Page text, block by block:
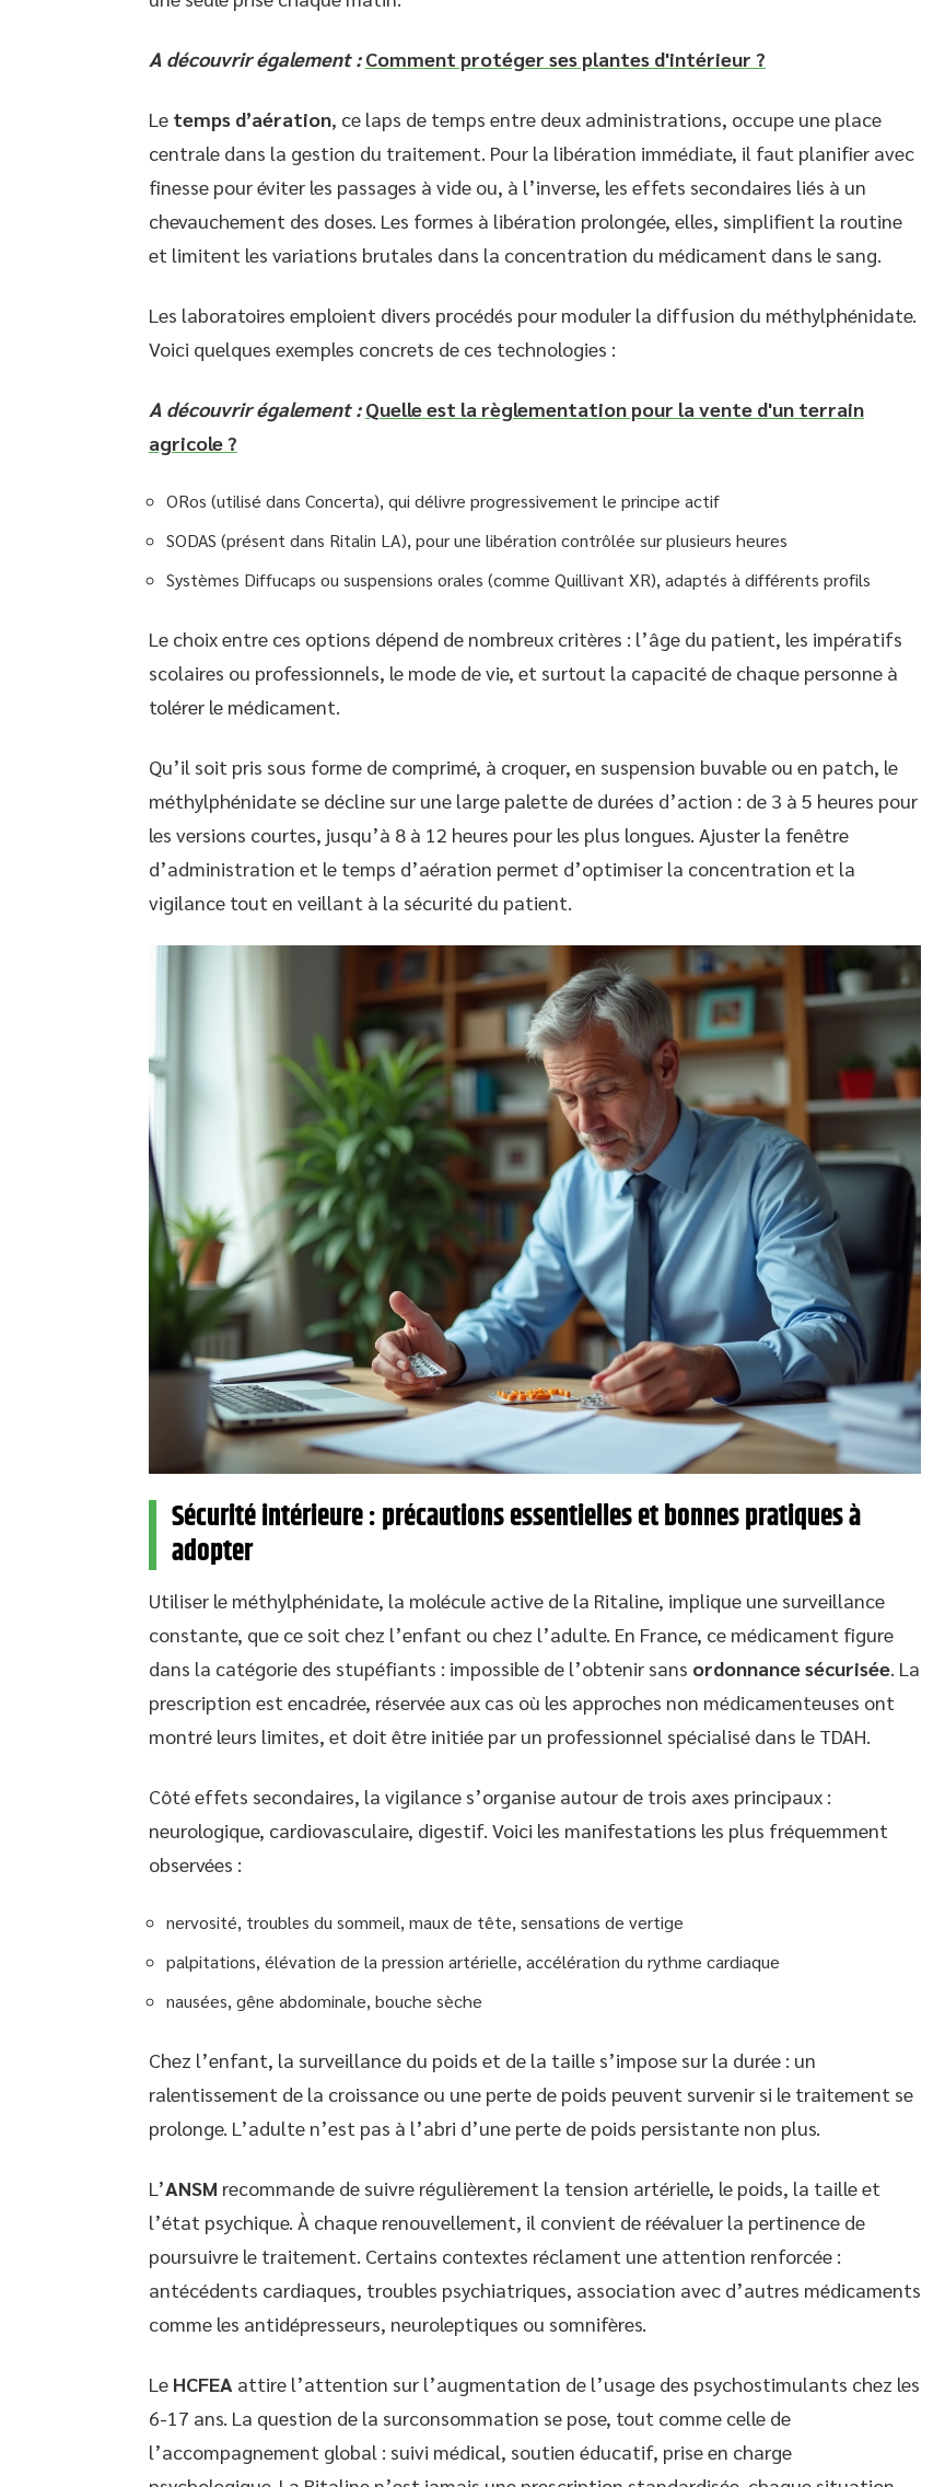
A découvrir également : Comment protéger ses plantes d'intérieur ?
Le temps d’aération, ce laps de temps entre deux administrations, occupe une place
centrale dans la gestion du traitement. Pour la libération immédiate, il faut planifier avec
finesse pour éviter les passages à vide ou, à l’inverse, les effets secondaires liés à un
chevauchement des doses. Les formes à libération prolongée, elles, simplifient la routine
et limitent les variations brutales dans la concentration du médicament dans le sang.
Les laboratoires emploient divers procédés pour moduler la diffusion du méthylphénidate.
Voici quelques exemples concrets de ces technologies :
A découvrir également : Quelle est la règlementation pour la vente d'un terrain
agricole ?
ORos (utilisé dans Concerta), qui délivre progressivement le principe actif
SODAS (présent dans Ritalin LA), pour une libération contrôlée sur plusieurs heures
Systèmes Diffucaps ou suspensions orales (comme Quillivant XR), adaptés à différents profils
Le choix entre ces options dépend de nombreux critères : l’âge du patient, les impératifs
scolaires ou professionnels, le mode de vie, et surtout la capacité de chaque personne à
tolérer le médicament.
Qu’il soit pris sous forme de comprimé, à croquer, en suspension buvable ou en patch, le
méthylphénidate se décline sur une large palette de durées d’action : de 3 à 5 heures pour
les versions courtes, jusqu’à 8 à 12 heures pour les plus longues. Ajuster la fenêtre
d’administration et le temps d’aération permet d’optimiser la concentration et la
vigilance tout en veillant à la sécurité du patient.
Sécurité intérieure : précautions essentielles et bonnes pratiques à
adopter
Utiliser le méthylphénidate, la molécule active de la Ritaline, implique une surveillance
constante, que ce soit chez l’enfant ou chez l’adulte. En France, ce médicament figure
dans la catégorie des stupéfiants : impossible de l’obtenir sans ordonnance sécurisée . La
prescription est encadrée, réservée aux cas où les approches non médicamenteuses ont
montré leurs limites, et doit être initiée par un professionnel spécialisé dans le TDAH.
Côté effets secondaires, la vigilance s’organise autour de trois axes principaux :
neurologique, cardiovasculaire, digestif. Voici les manifestations les plus fréquemment
observées :
nervosité, troubles du sommeil, maux de tête, sensations de vertige
palpitations, élévation de la pression artérielle, accélération du rythme cardiaque
nausées, gêne abdominale, bouche sèche
Chez l’enfant, la surveillance du poids et de la taille s’impose sur la durée : un
ralentissement de la croissance ou une perte de poids peuvent survenir si le traitement se
prolonge. L’adulte n’est pas à l’abri d’une perte de poids persistante non plus.
L’ANSM recommande de suivre régulièrement la tension artérielle, le poids, la taille et
l’état psychique. À chaque renouvellement, il convient de réévaluer la pertinence de
poursuivre le traitement. Certains contextes réclament une attention renforcée :
antécédents cardiaques, troubles psychiatriques, association avec d’autres médicaments
comme les antidépresseurs, neuroleptiques ou somnifères.
Le HCFEA attire l’attention sur l’augmentation de l’usage des psychostimulants chez les
6-17 ans. La question de la surconsommation se pose, tout comme celle de
l’accompagnement global : suivi médical, soutien éducatif, prise en charge